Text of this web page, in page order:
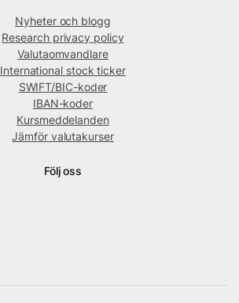
Nyheter och blogg
Research privacy policy
Valutaomvandlare
International stock ticker
SWIFT/BIC-koder
IBAN-koder
Kursmeddelanden
Jämför valutakurser
Följ oss